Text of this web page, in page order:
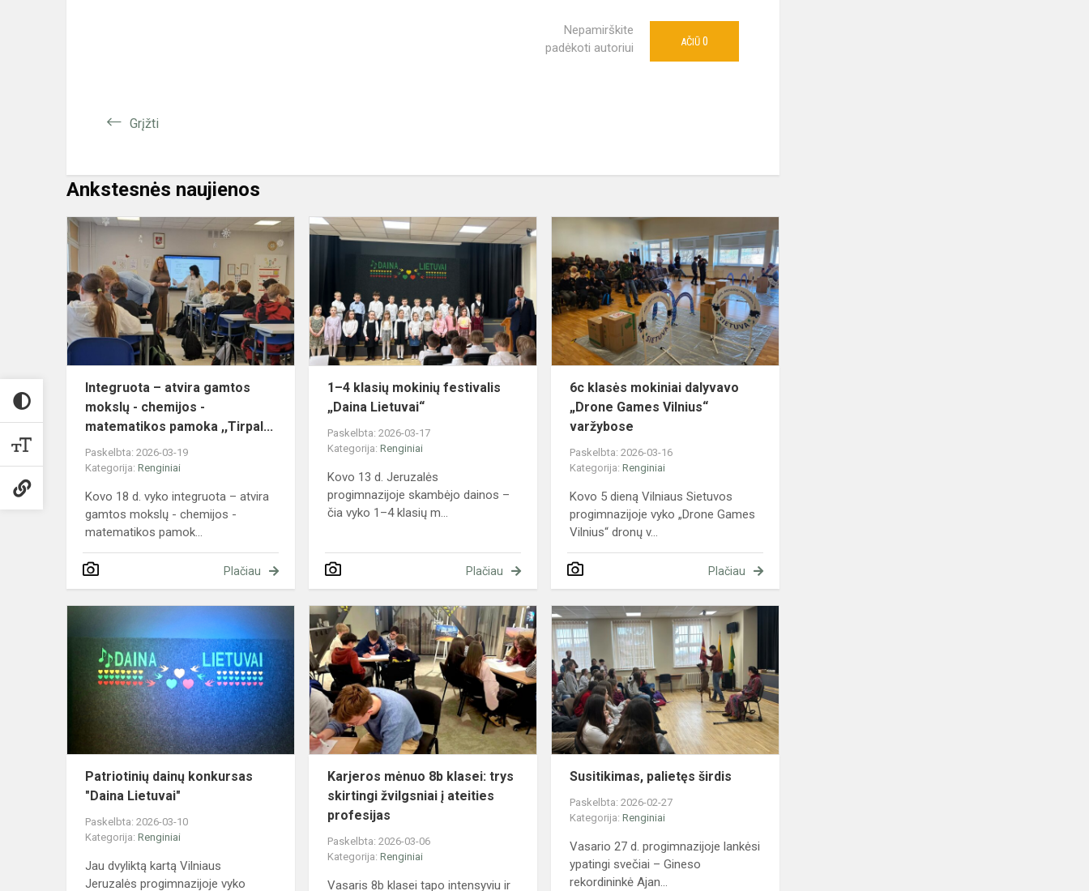
Nepamirškite
padėkoti autoriui
AČIŪ 0
Grįžti
Ankstesnės naujienos
Integruota
mokslų
-
chemijos
-
matematikos...
Integruota – atvira gamtos
mokslų - chemijos -
matematikos pamoka ,,Tirpal...
Paskelbta: 2026-03-19
Kategorija: Renginiai
Kovo 18 d. vyko integruota – atvira
gamtos mokslų - chemijos -
matematikos pamok...
Plačiau
4
klasių
mokinių
festivalis
„Daina
Lietuvai“
1–4 klasių mokinių festivalis
„Daina Lietuvai“
Paskelbta: 2026-03-17
Kategorija:Renginiai
Kovo 13 d. Jeruzalės
progimnazijoje skambėjo dainos –
čia vyko 1–4 klasių m...
Plačiau
klasės
mokiniai
dalyvavo
„Drone
Games
Vilnius“
6c klasės mokiniai dalyvavo
„Drone Games Vilnius“
varžybose
Paskelbta: 2026-03-16
Kategorija:Renginiai
Kovo 5 dieną Vilniaus Sietuvos
progimnazijoje vyko „Drone Games
Vilnius“ dronų v...
Plačiau
Patriotinių
dainų
konkursas
"Daina
Lietuvai"
Patriotinių dainų konkursas
"Daina Lietuvai"
Paskelbta: 2026-03-10
Kategorija: Renginiai
Jau dvyliktą kartą Vilniaus
Jeruzalės progimnazijoje vyko
Karjeros
mėnuo
8b
klasei:
trys
skirtingi
žvilgsniai
į
Karjeros mėnuo 8b klasei: trys
skirtingi žvilgsniai į ateities
profesijas
Paskelbta: 2026-03-06
Kategorija:Renginiai
Vasaris 8b klasei tapo intensyviu ir
Susitikimas, palietęs širdis
Paskelbta: 2026-02-27
Kategorija:Renginiai
Vasario 27 d. progimnazijoje lankėsi
ypatingi svečiai – Gineso
rekordininkė Ajan...